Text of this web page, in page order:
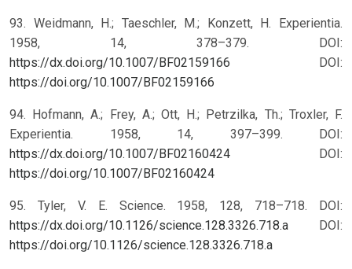
93. Weidmann, H.; Taeschler, M.; Konzett, H. Experientia.
1958, 14, 378–379. DOI:
https://dx.doi.org/10.1007/BF02159166
DOI:
https://doi.org/10.1007/BF02159166
94. Hofmann, A.; Frey, A.; Ott, H.; Petrzilka, Th.; Troxler, F.
Experientia. 1958, 14, 397–399. DOI:
https://dx.doi.org/10.1007/BF02160424
DOI:
https://doi.org/10.1007/BF02160424
95. Tyler, V. E. Science. 1958, 128, 718–718. DOI:
https://dx.doi.org/10.1126/science.128.3326.718.a
DOI:
https://doi.org/10.1126/science.128.3326.718.a